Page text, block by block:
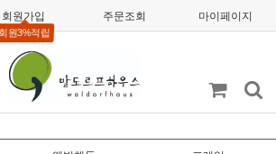
회원가입
원3%적립
주문조회 마이페이지